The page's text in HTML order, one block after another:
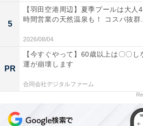
5
【羽田空港周辺】夏季プールは大人
時間営業の天然温泉も！ コスパ抜群
2026/08/04
PR
【今すぐやって】60歳以上は〇〇し
運が崩壊します
合同会社デジタルファーム